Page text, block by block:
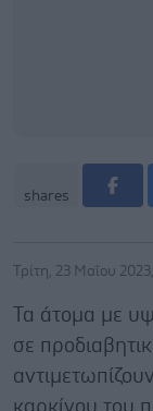
shares
Τρίτη, 23 Μαΐου
Τα άτομα με
σε
καρκίνου του